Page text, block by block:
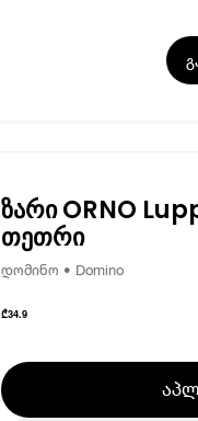
ზარი ORNO
თეთრი
დომინო • Domino
₾34.9